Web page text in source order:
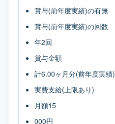
賞与(前年度実績)の有無
賞与(前年度実績)の回数
年2回
賞与金額
計6.00ヶ月分(前年度実績)
実費支給(上限あり)
月額15
000円